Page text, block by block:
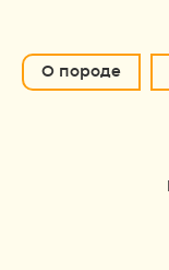
О породе